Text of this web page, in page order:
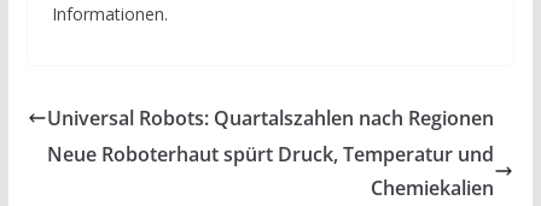
Informationen.
Universal Robots: Quartalszahlen nach Regionen
Neue Roboterhaut spürt Druck, Temperatur und
Chemiekalien